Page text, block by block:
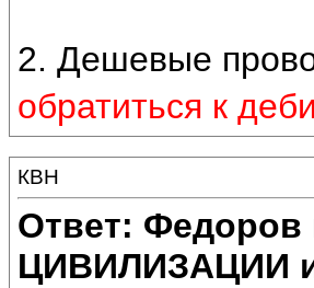
2. Дешевые
обратиться к
КВН
Ответ: Федоров
ЦИВИЛИЗАЦИИ